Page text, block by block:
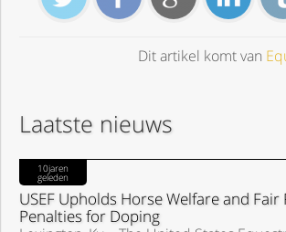
Dit artikel komt van
Laatste nieuws
10jaren
geleden
USEF Upholds Horse Welfare and Fair
Penalties for Doping